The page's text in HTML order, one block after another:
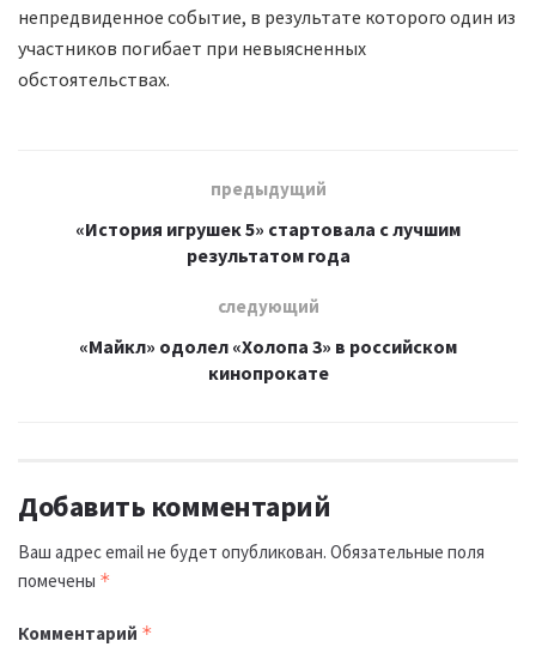
непредвиденное событие, в результате которого один из
участников погибает при невыясненных
обстоятельствах.
предыдущий
«История игрушек 5» стартовала с лучшим
результатом года
следующий
«Майкл» одолел «Холопа 3» в российском
кинопрокате
Добавить комментарий
Ваш адрес email не будет опубликован. Обязательные поля
помечены *
Комментарий *